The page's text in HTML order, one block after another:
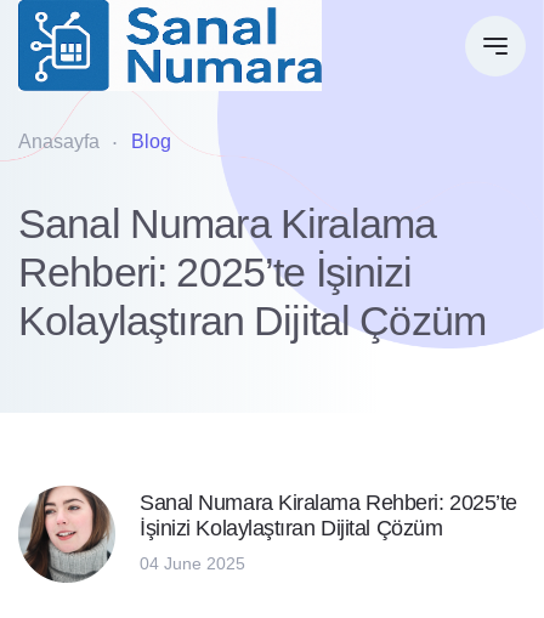
Anasayfa Blog
Sanal Numara Kiralama
Rehberi: 2025’te İşinizi
Kolaylaştıran Dijital Çözüm
Sanal Numara Kiralama Rehberi: 2025’te
İşinizi Kolaylaştıran Dijital Çözüm
04 June 2025